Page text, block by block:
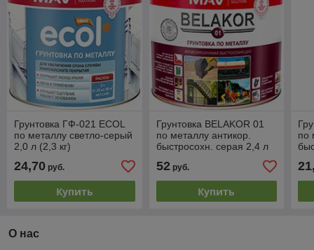
Грунтовка ГФ-021 ECOL
по металлу светло-серый
2,0 л (2,3 кг)
24,70 руб.
Купить
Грунтовка BELAKOR 01
по металлу антикор.
быстросохн. серая 2,4 л
52руб.
Купить
по
О нас